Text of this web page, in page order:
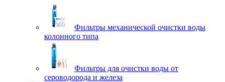
Фильтры механической очистки воды
колонного типа
Фильтры для очистки воды от
сероводорода и железа